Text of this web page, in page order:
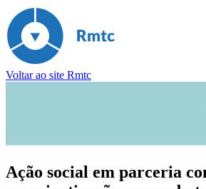
Voltar ao site Rmtc
Ação social em parceria